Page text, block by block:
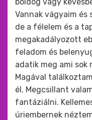
Vannak vágyaim
de a félelem és a
megakadályozott
feladom és
adatik meg ami sok
Magával
él. Megcsillant
fantáziálni.
úriembernek